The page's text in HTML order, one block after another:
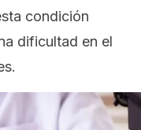
condición
dificultad en el